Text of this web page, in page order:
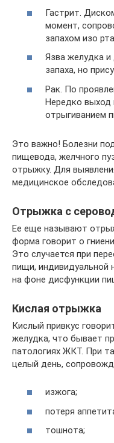
Гастрит.
момент,
запахом изо
Язва желудка
запаха, но
Рак. По
Нередко выход
отрыгиванием
Это важно! Болезни
пищевода, желчного
отрыжку. Для
медицинское
Отрыжка с
Ее еще называют
форма говорит о
Это случается при
пищи, индивидуальной
на фоне дисфункции
Кислая отрыжка
Кислый привкус
желудка, что бывает
патологиях ЖКТ. При
целый день,
изжога;
потеря
тошнота;